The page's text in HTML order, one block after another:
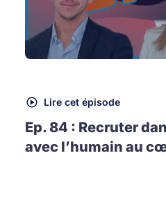
Lire cet épisode
Ep. 84 : Recruter
avec l’humain au